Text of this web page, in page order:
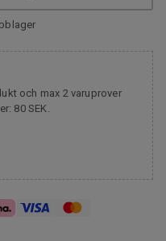
och max 2 varuprover
80 SEK.